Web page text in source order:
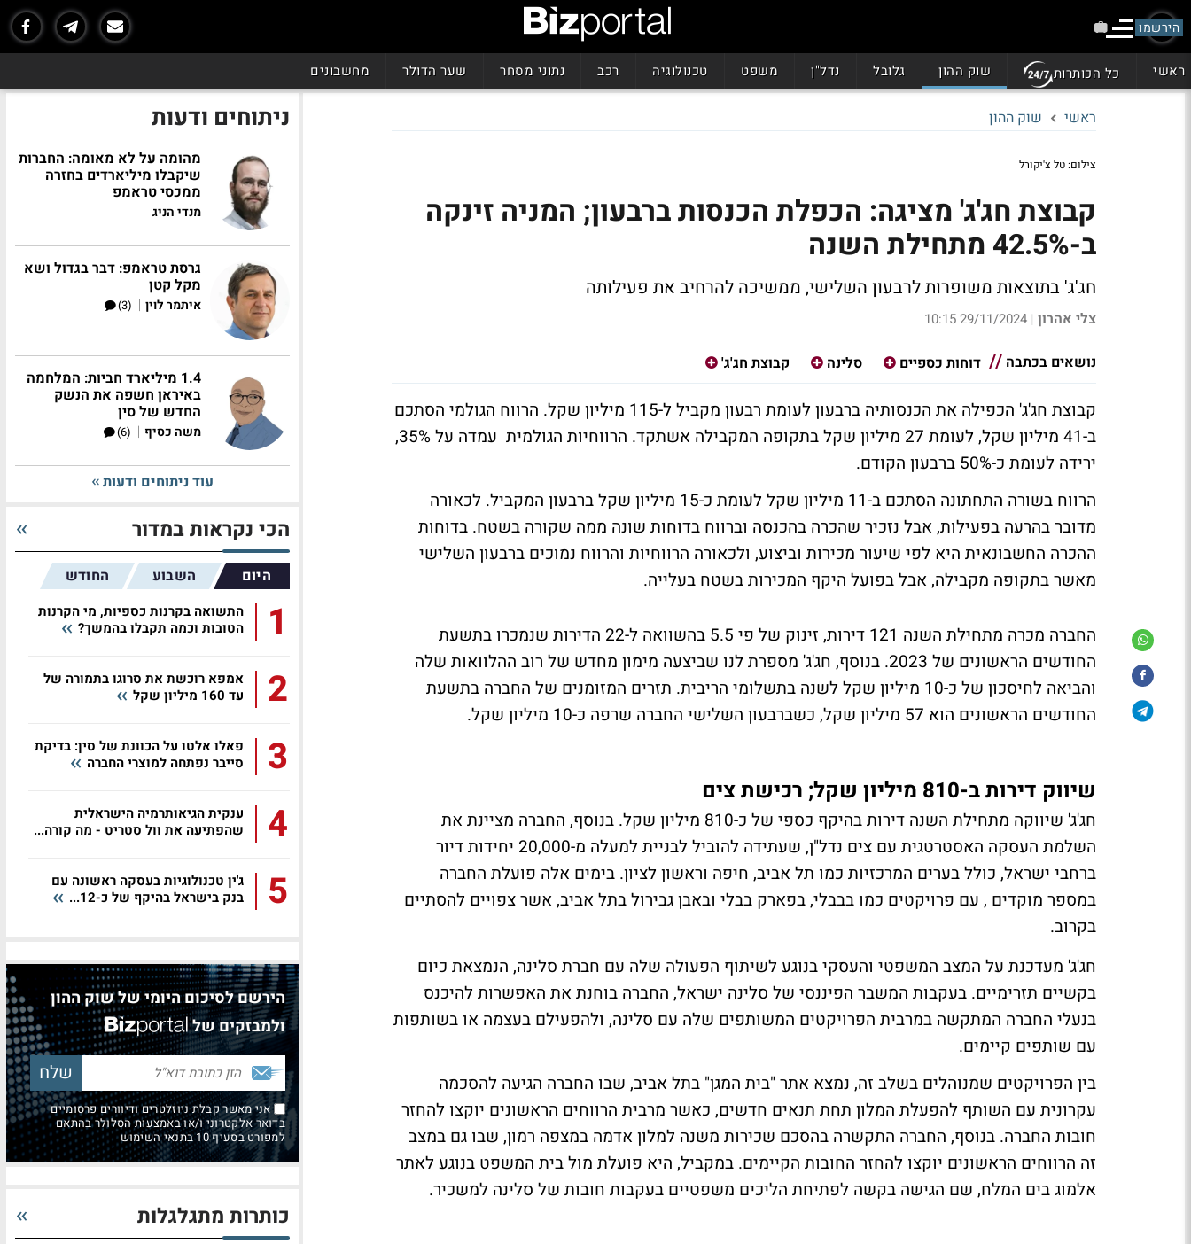
הירשמו
ראשי כל הכותרות שוק ההון גלובל נדל"ן משפט טכנולוגיה רכב נתוני מסחר שער הדולר מחשבונים
ראשי שוק ההון
צילום: טל צ'יקורל
קבוצת חג'ג' מציגה: הכפלת הכנסות ברבעון; המניה זינקה
ב-42.5% מתחילת השנה
חג'ג' בתוצאות משופרות לרבעון השלישי, ממשיכה להרחיב את פעילותה
צלי אהרון |
29/11/2024 10:15
נושאים בכתבה דוחות כספיים סלינה קבוצת חג'ג'
קבוצת חג'ג' הכפילה את הכנסותיה ברבעון לעומת רבעון מקביל ל-115 מיליון שקל. הרווח הגולמי הסתכם
ב-41 מיליון שקל, לעומת 27 מיליון שקל בתקופה המקבילה אשתקד. הרווחיות הגולמית עמדה על 35%,
ירידה לעומת כ-50% ברבעון הקודם.
הרווח בשורה התחתונה הסתכם ב-11 מיליון שקל לעומת כ-15 מיליון שקל ברבעון המקביל. לכאורה
מדובר בהרעה בפעילות, אבל נזכיר שהכרה בהכנסה וברווח בדוחות שונה ממה שקורה בשטח. בדוחות
ההכרה החשבונאית היא לפי שיעור מכירות וביצוע, ולכאורה הרווחיות והרווח נמוכים ברבעון השלישי
מאשר בתקופה מקבילה, אבל בפועל היקף המכירות בשטח בעלייה.
החברה מכרה מתחילת השנה 121 דירות, זינוק של פי 5.5 בהשוואה ל-22 הדירות שנמכרו בתשעת
החודשים הראשונים של 2023. בנוסף, חג'ג' מספרת לנו שביצעה מימון מחדש של רוב ההלוואות שלה
והביאה לחיסכון של כ-10 מיליון שקל לשנה בתשלומי הריבית. תזרים המזומנים של החברה בתשעת
החודשים הראשונים הוא 57 מיליון שקל, כשברבעון השלישי החברה שרפה כ-10 מיליון שקל.
שיווק דירות ב-810 מיליון שקל; רכישת צים
חג'ג' שיווקה מתחילת השנה דירות בהיקף כספי של כ-810 מיליון שקל. בנוסף, החברה מציינת את
השלמת העסקה האסטרטגית עם צים נדל"ן, שעתידה להוביל לבניית למעלה מ-20,000 יחידות דיור
ברחבי ישראל, כולל בערים המרכזיות כמו תל אביב, חיפה וראשון לציון. בימים אלה פועלת החברה
במספר מוקדים , עם פרויקטים כמו בבבלי, בפארק בבלי ובאבן גבירול בתל אביב, אשר צפויים להסתיים
בקרוב.
חג'ג' מעדכנת על המצב המשפטי והעסקי בנוגע לשיתוף הפעולה שלה עם חברת סלינה, הנמצאת כיום
בקשיים תזרימיים. בעקבות המשבר הפיננסי של סלינה ישראל, החברה בוחנת את האפשרות להיכנס
בנעלי החברה המתקשה במרבית הפרויקטים המשותפים שלה עם סלינה, ולהפעילם בעצמה או בשותפות
עם שותפים קיימים.
בין הפרויקטים שמנוהלים בשלב זה, נמצא אתר "בית המגן" בתל אביב, שבו החברה הגיעה להסכמה
עקרונית עם השותף להפעלת המלון תחת תנאים חדשים, כאשר מרבית הרווחים הראשונים יוקצו להחזר
חובות החברה. בנוסף, החברה התקשרה בהסכם שכירות משנה למלון אדמה במצפה רמון, שבו גם במצב
זה הרווחים הראשונים יוקצו להחזר החובות הקיימים. במקביל, היא פועלת מול בית המשפט בנוגע לאתר
אלמוג בים המלח, שם הגישה בקשה לפתיחת הליכים משפטיים בעקבות חובות של סלינה למשכיר.
ניתוחים ודעות
מהומה על לא מאומה: החברות
שיקבלו מיליארדים בחזרה
ממכסי טראמפ
מנדי הניג
גרסת טראמפ: דבר בגדול ושא
מקל קטן
איתמר לוין |
(3)
1.4 מיליארד חביות: המלחמה
באיראן חשפה את הנשק
החדש של סין
משה כסיף |
(6)
עוד ניתוחים ודעות
הכי נקראות במדור
היום השבוע החודש
1
התשואה בקרנות כספיות, מי הקרנות
הטובות וכמה תקבלו בהמשך?
2
אמפא רוכשת את סרוגו בתמורה של
עד 160 מיליון שקל
3
פאלו אלטו על הכוונת של סין: בדיקת
סייבר נפתחה למוצרי החברה
4
ענקית הגיאותרמיה הישראלית
שהפתיעה את וול סטריט - מה קורה...
5
ג'ין טכנולוגיות בעסקה ראשונה עם
בנק בישראל בהיקף של כ-12...
הירשם לסיכום היומי של שוק ההון
ולמבזקים של
אני מאשר קבלת ניוזלטרים ודיוורים פרסומיים
בדואר אלקטרוני ו/או באמצעות הסלולר בהתאם
למפורט בסעיף 10 בתנאי השימוש
כותרות מתגלגלות